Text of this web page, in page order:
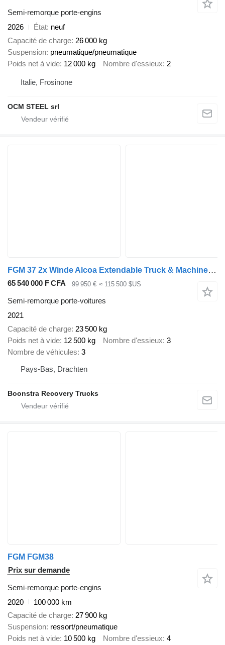
Semi-remorque porte-engins
2026
État neuf
Capacité de charge 26 000 kg
Suspension pneumatique/pneumatique
Poids net à vide 12 000 kg Nombre d'essieux 2
Italie, Frosinone
OCM STEEL srl
FGM 37 2x Winde Alcoa Extendable Truck & Machine transporter
65 540 000 F CFA 99 950 € ≈ 115 500 $US
Semi-remorque porte-voitures
2021
Capacité de charge 23 500 kg
Poids net à vide 12 500 kg Nombre d'essieux 3
Nombre de véhicules 3
Pays-Bas, Drachten
Boonstra Recovery Trucks
FGM FGM38
Prix sur demande
Semi-remorque porte-engins
2020
100 000 km
Capacité de charge 27 900 kg
Suspension ressort/pneumatique
Poids net à vide 10 500 kg Nombre d'essieux 4